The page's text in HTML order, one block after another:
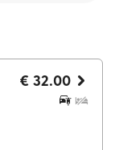
€ 32.00